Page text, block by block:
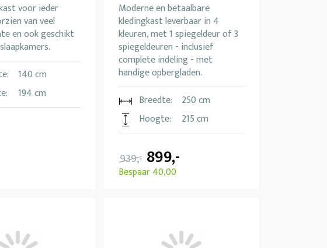
voor ieder
van veel
en ook geschikt
140 cm
194 cm
Moderne en betaalbare
kledingkast leverbaar in 4
kleuren, met 1 spiegeldeur of 3
spiegeldeuren - inclusief
complete indeling - met
handige opbergladen.
Breedte:
250 cm
Hoogte:
215 cm
939,- 899,-
Bespaar 40,00